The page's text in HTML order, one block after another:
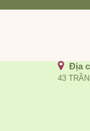
Địa
43